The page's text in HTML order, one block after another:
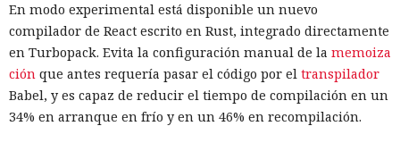
alrededor de veinte fallos que permiten acceder a archivos
en el equipo, a gestores de contraseñas y al historial del
navegador.
Zenity comunicó los hallazgos a OpenAI ya en enero. La
compañía confirmó que luego reforzó la protección de Atlas
En modo experimental está disponible un nuevo
compilador de React escrito en Rust, integrado directamente
en Turbopack. Evita la configuración manual de la memoiza
ción que antes requería pasar el código por el transpilador
Babel, y es capaz de reducir el tiempo de compilación en un
34% en arranque en frío y en un 46% en recompilación.